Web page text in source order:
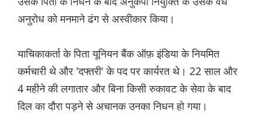
अनुरोध को मनमाने ढंग से अस्वीकार किया।
याचिकाकर्ता के पिता यूनियन बैंक ऑफ़ इंडिया के नियमित
कर्मचारी थे और 'दफ्तरी' के पद पर कार्यरत थे। 22 साल और
4 महीने की लगातार और बिना किसी रुकावट के सेवा के बाद
दिल का दौरा पड़ने से अचानक उनका निधन हो गया।